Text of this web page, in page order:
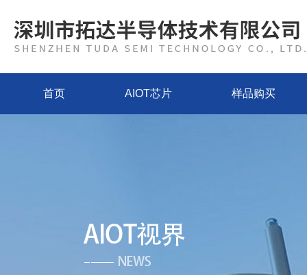
首页 AIOT芯片 样品购买